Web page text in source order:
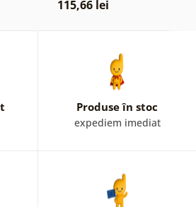
115,66 lei
Produse în stoc
expediem imediat